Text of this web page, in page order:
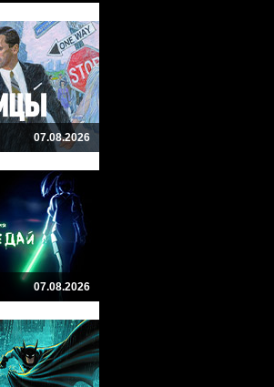
07.08.2026
07.08.2026